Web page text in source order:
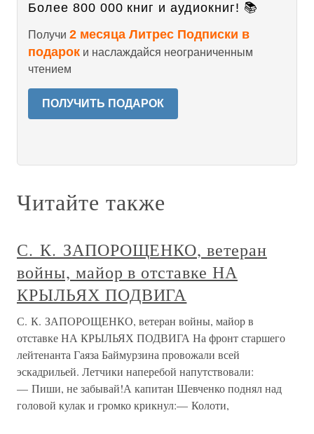
Более 800 000 книг и аудиокниг! 📚
Получи 2 месяца Литрес Подписки в
подарок и наслаждайся неограниченным
чтением
ПОЛУЧИТЬ ПОДАРОК
Читайте также
С. К. ЗАПОРОЩЕНКО, ветеран
войны, майор в отставке НА
КРЫЛЬЯХ ПОДВИГА
С. К. ЗАПОРОЩЕНКО, ветеран войны, майор в
отставке НА КРЫЛЬЯХ ПОДВИГА На фронт старшего
лейтенанта Гаяза Баймурзина провожали всей
эскадрильей. Летчики наперебой напутствовали:
— Пиши, не забывай!А капитан Шевченко поднял над
головой кулак и громко крикнул:— Колоти,